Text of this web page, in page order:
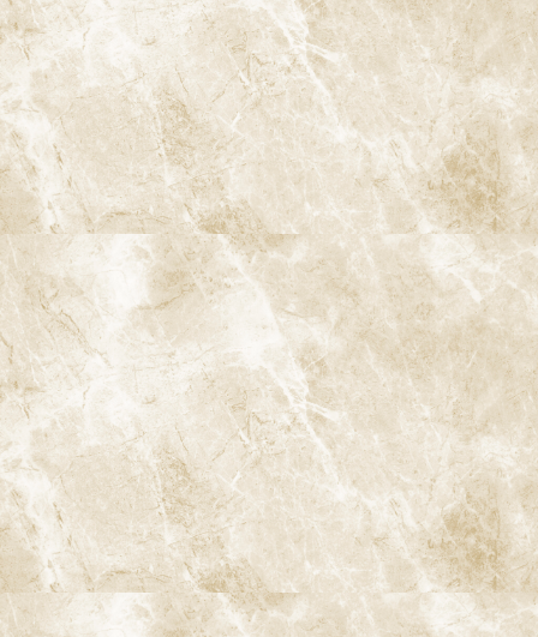
口腔内スキャナ
ストローマンインプラント
iTero Lumina（アイテロ ルミナ）
マイクロスコープ精密治療
保険治療でもマイクロスコープを使用
痛みに配慮した治療
流行感染症対策の強化
徹底した滅菌・衛生管理
基本メニュー
初めての方